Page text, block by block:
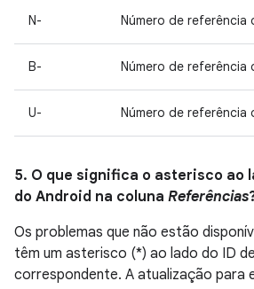
N- Número de referência
B- Número de referência
U- Número de referência
5. O que significa o asterisco ao
do Android na coluna Referências
Os problemas que não estão
têm um asterisco (*) ao lado do ID
correspondente. A atualização para